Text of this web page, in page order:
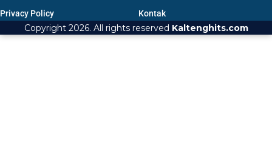
Privacy Policy
Kontak
Copyright 2026. All rights reserved Kaltenghits.com